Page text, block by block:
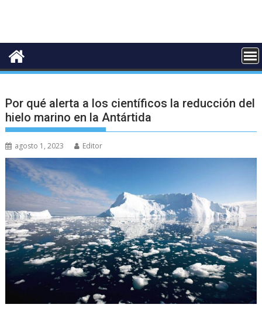
Por qué alerta a los científicos la reducción del
hielo marino en la Antártida
agosto 1, 2023 Editor